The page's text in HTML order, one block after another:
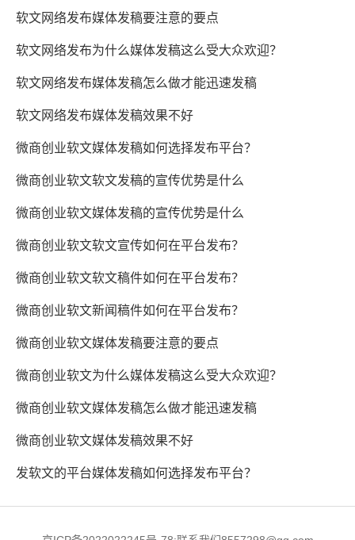
软文网络发布媒体发稿要注意的要点
软文网络发布为什么媒体发稿这么受大众欢迎？
软文网络发布媒体发稿怎么做才能迅速发稿
软文网络发布媒体发稿效果不好
微商创业软文媒体发稿如何选择发布平台？
微商创业软文软文发稿的宣传优势是什么
微商创业软文媒体发稿的宣传优势是什么
微商创业软文软文宣传如何在平台发布？
微商创业软文软文稿件如何在平台发布？
微商创业软文新闻稿件如何在平台发布？
微商创业软文媒体发稿要注意的要点
微商创业软文为什么媒体发稿这么受大众欢迎？
微商创业软文媒体发稿怎么做才能迅速发稿
微商创业软文媒体发稿效果不好
发软文的平台媒体发稿如何选择发布平台？